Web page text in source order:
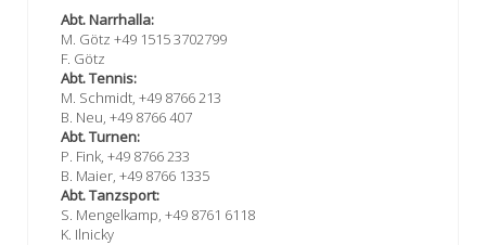
Abt. Narrhalla:
M. Götz +49 1515 3702799
F. Götz
Abt. Tennis:
M. Schmidt, +49 8766 213
B. Neu, +49 8766 407
Abt. Turnen:
P. Fink, +49 8766 233
B. Maier, +49 8766 1335
Abt. Tanzsport:
S. Mengelkamp, +49 8761 6118
K. Ilnicky